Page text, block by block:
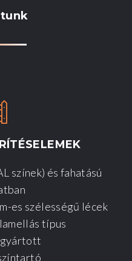
színek) és fahatású
es szélességű lécek
típus